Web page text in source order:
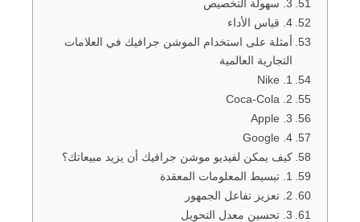
3. سهولة التخصيص
4. قياس الأداء
أمثلة على استخدام الموشن جرافيك في العلامات
التجارية العالمية
1. Nike
2. Coca-Cola
3. Apple
4. Google
كيف يمكن لفيديو موشن جرافيك أن يزيد مبيعاتك؟
1. تبسيط المعلومات المعقدة
2. تعزيز تفاعل الجمهور
3. تحسين معدل التحويل